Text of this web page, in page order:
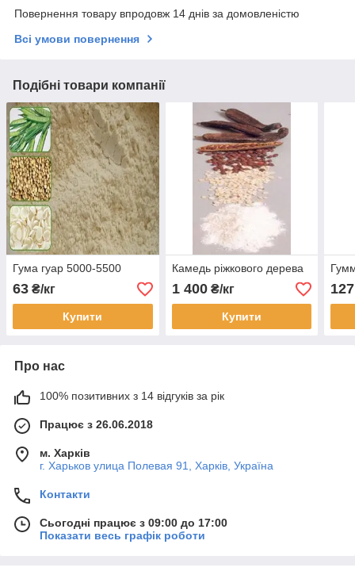
Повернення товару впродовж 14 днів за домовленістю
Всі умови повернення
Подібні товари компанії
Гума гуар 5000-5500
63 ₴/кг
Купити
Камедь ріжкового дерева
1 400₴/кг
Купити
127
Про нас
100% позитивних з 14 відгуків за рік
Працює з 26.06.2018
м. Харків
г. Харьков улица Полевая 91, Харків, Україна
Контакти
Сьогодні працює з 09:00 до 17:00
Показати весь графік роботи